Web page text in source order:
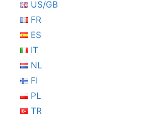
US/GB
FR
ES
IT
NL
FI
PL
TR